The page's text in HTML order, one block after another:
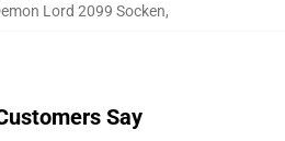
Lord 2099 Socken,
Say